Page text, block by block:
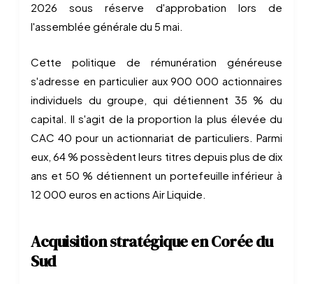
2026 sous réserve d'approbation lors de
l'assemblée générale du 5 mai.
Cette politique de rémunération généreuse
s'adresse en particulier aux 900 000 actionnaires
individuels du groupe, qui détiennent 35 % du
capital. Il s'agit de la proportion la plus élevée du
CAC 40 pour un actionnariat de particuliers. Parmi
eux, 64 % possèdent leurs titres depuis plus de dix
ans et 50 % détiennent un portefeuille inférieur à
12 000 euros en actions Air Liquide.
Acquisition stratégique en Corée du
Sud